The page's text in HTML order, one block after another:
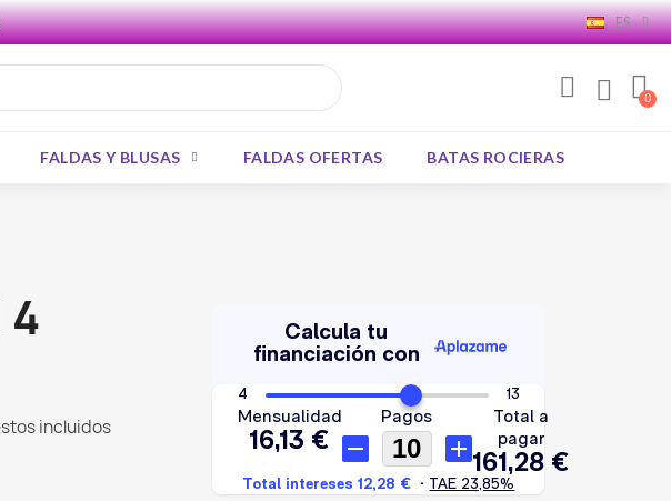
ES
FALDAS Y BLUSAS FALDAS OFERTAS BATAS ROCIERAS
4
incluidos